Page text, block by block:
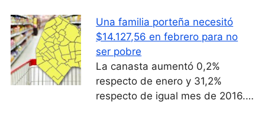
Una familia porteña necesitó
$14.127,56 en febrero para no
ser pobre
La canasta aumentó 0,2%
respecto de enero y 31,2%
respecto de igual mes de 2016.…